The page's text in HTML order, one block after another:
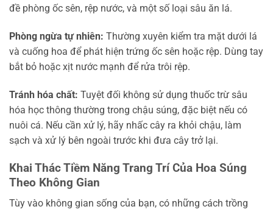
đề phòng ốc sên, rệp nước, và một số loại sâu ăn lá.
Phòng ngừa tự nhiên: Thường xuyên kiểm tra mặt dưới lá
và cuống hoa để phát hiện trứng ốc sên hoặc rệp. Dùng tay
bắt bỏ hoặc xịt nước mạnh để rửa trôi rệp.
Tránh hóa chất: Tuyệt đối không sử dụng thuốc trừ sâu
hóa học thông thường trong chậu súng, đặc biệt nếu có
nuôi cá. Nếu cần xử lý, hãy nhấc cây ra khỏi chậu, làm
sạch và xử lý bên ngoài trước khi đưa cây trở lại.
Khai Thác Tiềm Năng Trang Trí Của Hoa Súng
Theo Không Gian
Tùy vào không gian sống của bạn, có những cách trồng